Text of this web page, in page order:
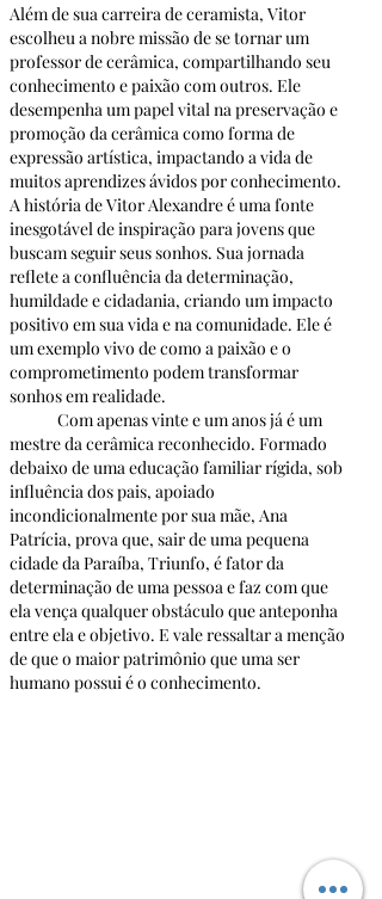
Além de sua carreira de ceramista, Vitor
escolheu a nobre missão de se tornar um
professor de cerâmica, compartilhando seu
conhecimento e paixão com outros. Ele
desempenha um papel vital na preservação e
promoção da cerâmica como forma de
expressão artística, impactando a vida de
muitos aprendizes ávidos por conhecimento.
A história de Vitor Alexandre é uma fonte
inesgotável de inspiração para jovens que
buscam seguir seus sonhos. Sua jornada
reflete a confluência da determinação,
humildade e cidadania, criando um impacto
positivo em sua vida e na comunidade. Ele é
um exemplo vivo de como a paixão e o
comprometimento podem transformar
sonhos em realidade.
mestre da cerâmica reconhecido. Formado
debaixo de uma educação familiar rígida, sob
influência dos pais, apoiado
incondicionalmente por sua mãe, Ana
Patrícia, prova que, sair de uma pequena
cidade da Paraíba, Triunfo, é fator da
determinação de uma pessoa e faz com que
ela vença qualquer obstáculo que anteponha
entre ela e objetivo. E vale ressaltar a menção
de que o maior patrimônio que uma ser
humano possui é o conhecimento.